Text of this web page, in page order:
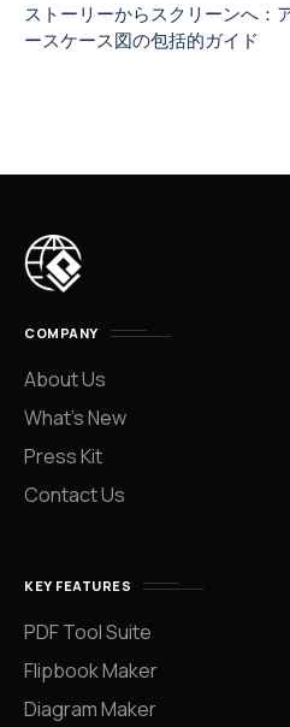
ストーリーからスクリーンへ：
ースケース図の包括的ガイド
COMPANY
About Us
What’s New
Press Kit
Contact Us
KEY FEATURES
PDF Tool Suite
Flipbook Maker
Diagram Maker